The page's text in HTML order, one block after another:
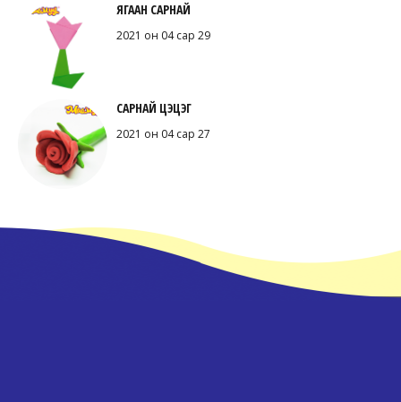
ЯГААН САРНАЙ
2021 он 04 сар 29
САРНАЙ ЦЭЦЭГ
2021 он 04 сар 27